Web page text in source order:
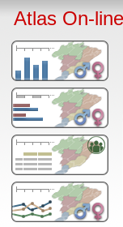
Atlas On-